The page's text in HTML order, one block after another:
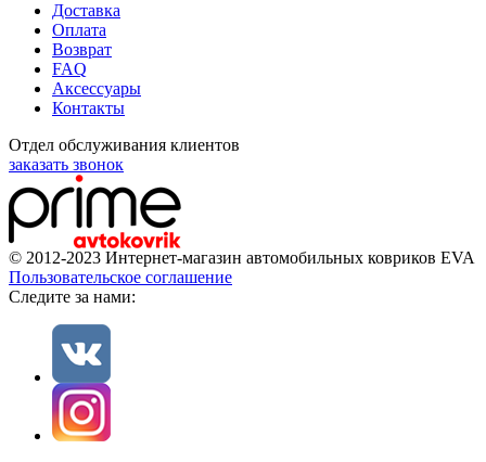
Доставка
Оплата
Возврат
FAQ
Аксессуары
Контакты
Отдел обслуживания клиентов
заказать звонок
© 2012-2023 Интернет-магазин автомобильных ковриков EVA
Пользовательское соглашение
Cледите за нами: